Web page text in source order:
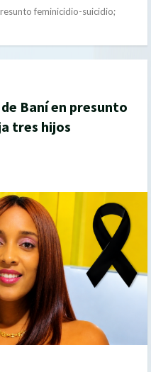
feminicidio-suicidio;
Baní en presunto
tres hijos